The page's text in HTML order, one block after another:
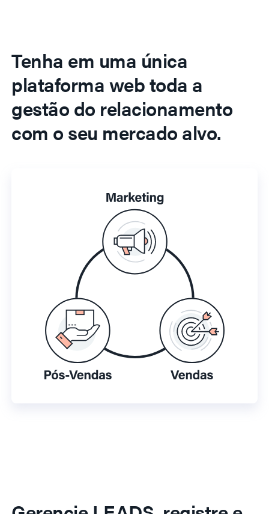
Tenha em uma única
plataforma web toda a
gestão do relacionamento
com o seu mercado alvo.